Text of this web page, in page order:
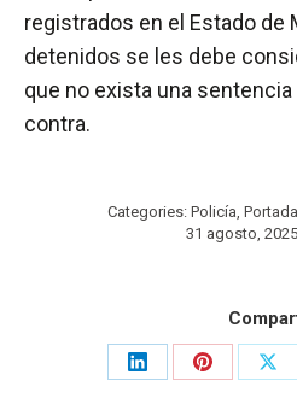
registrados en el Estado de
detenidos se les debe
que no exista una
contra.
Categories: Policía, Portada
31 agosto,
Share
Share